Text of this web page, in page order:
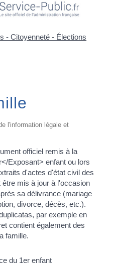
- Citoyenneté - Élections
l'information légale et
officiel remis à la
Exposant> enfant ou lors
d'actes d'état civil des
mis à jour à l'occasion
sa délivrance (mariage
divorce, décès, etc.).
par exemple en
contient également des
famille.
du 1er enfant